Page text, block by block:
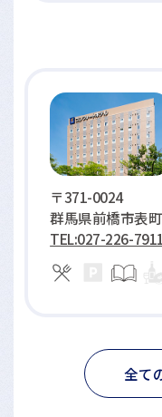
〒371-0024
群馬県前橋市表
TEL:027-226-
全て